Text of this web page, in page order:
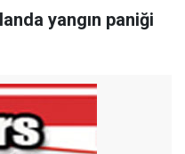
yangın paniği